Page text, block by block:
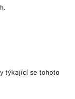
týkající se tohoto